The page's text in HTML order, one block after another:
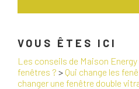
VOUS ÊTES ICI
Les conseils de Maison Energy
fenêtres ? > Qui change les
changer une fenêtre double